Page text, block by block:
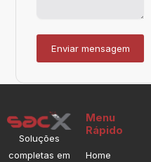
Enviar mensagem
Soluções
completas em
Menu
Rápido
Home